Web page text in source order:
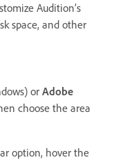
Audition’s
space, and other
or Adobe
choose the area
option, hover the